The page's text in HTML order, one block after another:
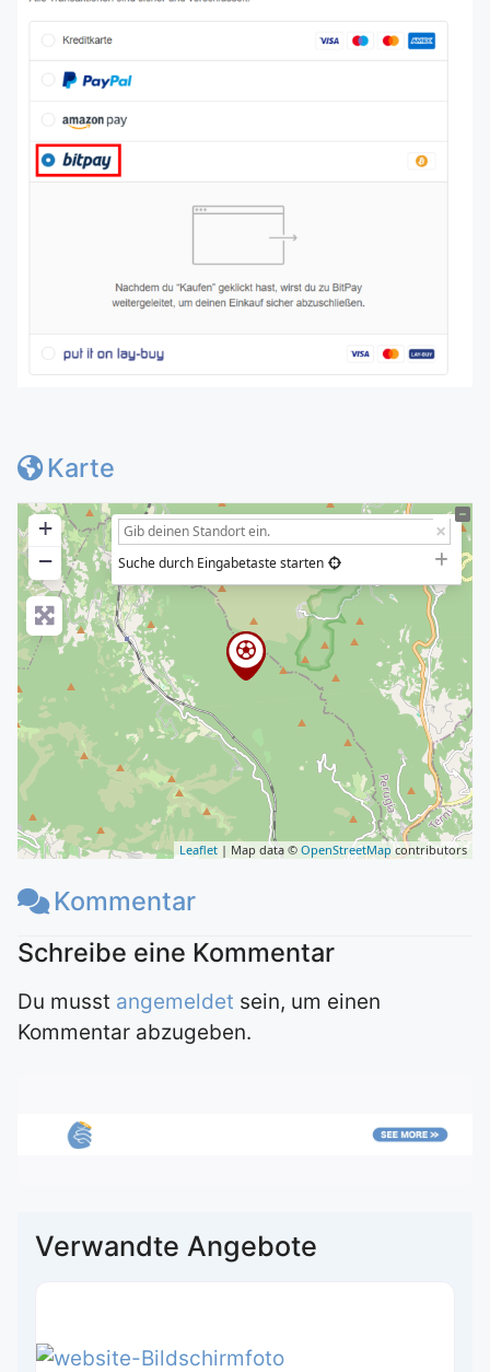
Karte
+
−
Suche durch Eingabetaste starten
Leaflet | Map data © OpenStreetMap contributors
Kommentar
Du musst angemeldet sein, um einen
Kommentar abzugeben.
Verwandte Angebote